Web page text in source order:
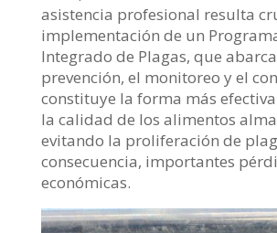
asistencia profesional resulta
implementación de un
Integrado de Plagas, que
prevención, el monitoreo y el
constituye la forma más
la calidad de los alimentos
evitando la proliferación de
consecuencia, importantes
económicas.